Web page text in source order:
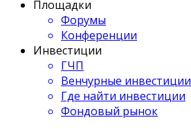
Площадки
Форумы
Конференции
Инвестиции
ГЧП
Венчурные инвестиции
Где найти инвестиции
Фондовый рынок